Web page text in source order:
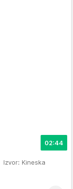
02:44
Izvor: Kineska